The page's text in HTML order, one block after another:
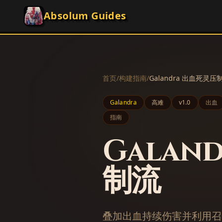
Absolum Guides
首页/构建指南/Galandra 出血死灵压
Galandra 高难 v1.0
出血
指南
制流
叠加出血持续伤害并利用